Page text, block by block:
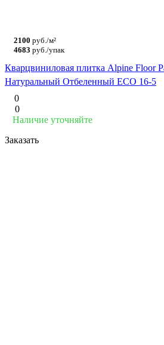
2100 руб./м²
4683 руб./упак
Кварцвиниловая плитка Alpine Floor
Натуральный Отбеленный ECO 16-5
0
0
Наличие уточняйте
Заказать